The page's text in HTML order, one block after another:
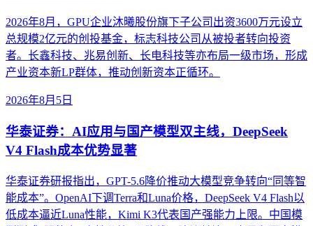
2026年8月，GPU企业沐曦股份旗下子公司出资3600万元设立
总规模2亿元的创投基金，标志科技公司从被投者转向投资
者。长鑫科技、兆易创新、长电科技等亦布局一级市场，形成
产业资本新LP群体，推动创新资本正循环。
2026年8月5日
华泰证券：AI应用与国产模型双主线，DeepSeek
V4 Flash成本优势显著
华泰证券研报指出，GPT-5.6降价推动大模型竞争转向“同等智
能成本”。OpenAI下调Terra和Luna价格，DeepSeek V4 Flash以
低成本逼近Luna性能，Kimi K3代表国产强能力上限。中国模